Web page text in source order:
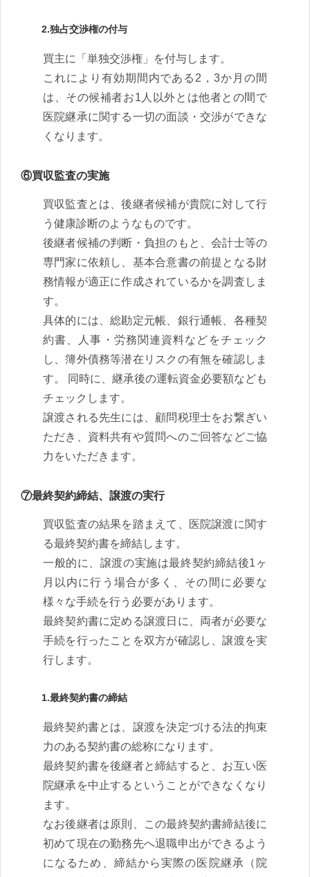
2.独占交渉権の付与
買主に「単独交渉権」を付与します。
これにより有効期間内である2，3か月の間
は、その候補者お1人以外とは他者との間で
医院継承に関する一切の面談・交渉ができな
くなります。
⑥買収監査の実施
買収監査とは、後継者候補が貴院に対して行
う健康診断のようなものです。
後継者候補の判断・負担のもと、会計士等の
専門家に依頼し、基本合意書の前提となる財
務情報が適正に作成されているかを調査しま
す。
具体的には、総勘定元帳、銀行通帳、各種契
約書、人事・労務関連資料などをチェック
し、簿外債務等潜在リスクの有無を確認しま
す。 同時に、継承後の運転資金必要額なども
チェックします。
譲渡される先生には、顧問税理士をお繋ぎい
ただき、資料共有や質問へのご回答などご協
力をいただきます。
⑦最終契約締結、譲渡の実行
買収監査の結果を踏まえて、医院譲渡に関す
る最終契約書を締結します。
一般的に、譲渡の実施は最終契約締結後1ヶ
月以内に行う場合が多く、その間に必要な
様々な手続を行う必要があります。
最終契約書に定める譲渡日に、両者が必要な
手続を行ったことを双方が確認し、譲渡を実
行します。
1.最終契約書の締結
最終契約書とは、譲渡を決定づける法的拘束
力のある契約書の総称になります。
最終契約書を後継者と締結すると、お互い医
院継承を中止するということができなくなり
ます。
なお後継者は原則、この最終契約書締結後に
初めて現在の勤務先へ退職申出ができるよう
になるため、締結から実際の医院継承（院